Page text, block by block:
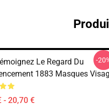
Le Regard Du
1883 Masques
- 20,70 €
-